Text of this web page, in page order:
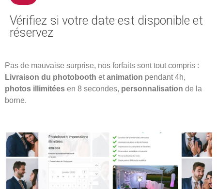
Vérifiez si votre date est disponible et
réservez​
Pas de mauvaise surprise, nos forfaits sont tout compris :
Livraison du photobooth etanimation pendant 4h,
photos illimitées en 8 secondes, personnalisation de la
borne.